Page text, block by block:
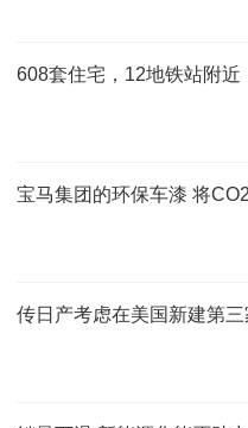
608套住宅，12地铁站附
宝马集团的环保车漆 将
传日产考虑在美国新建第